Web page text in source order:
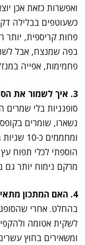
ואפשרות כזאת אכן
כשעוטפים בבלילה
פחות קריספית, יותר
בפה שמנצח, אבל
פחמימות, אפייה
3. איך לשמור את הסופגניות טריות?
סופגניות בלי שמרים
נשארו, שומרים
הוספתי לכלי תפוח
מרקם נימוח יותר גם
4. האם המתכון מתאים להקפאה?
בהחלט. אחרי
לשקית אטומה
ומשאירים בחוץ